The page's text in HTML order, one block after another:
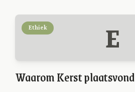
E
Ethiek
Waarom Kerst plaatsvond